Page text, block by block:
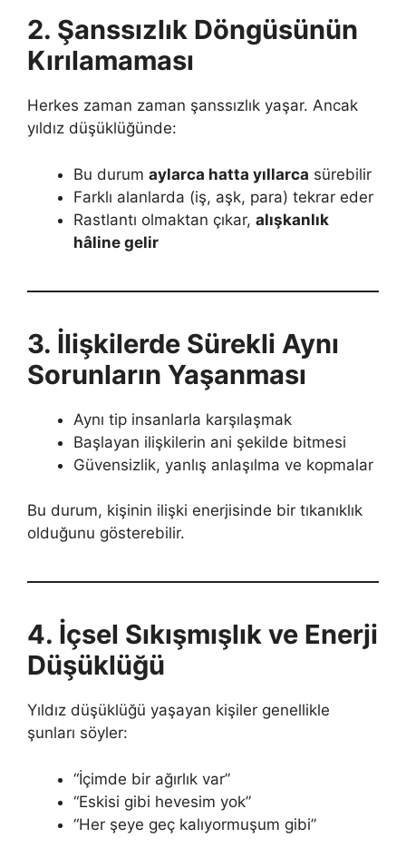
2. Şanssızlık Döngüsünün
Kırılamaması
Herkes zaman zaman şanssızlık yaşar. Ancak
yıldız düşüklüğünde:
Bu durum aylarca hatta yıllarca sürebilir
Farklı alanlarda (iş, aşk, para) tekrar eder
Rastlantı olmaktan çıkar, alışkanlık
hâline gelir
3. İlişkilerde Sürekli Aynı
Sorunların Yaşanması
Aynı tip insanlarla karşılaşmak
Başlayan ilişkilerin ani şekilde bitmesi
Güvensizlik, yanlış anlaşılma ve kopmalar
Bu durum, kişinin ilişki enerjisinde bir tıkanıklık
olduğunu gösterebilir.
4. İçsel Sıkışmışlık ve Enerji
Düşüklüğü
Yıldız düşüklüğü yaşayan kişiler genellikle
şunları söyler:
“İçimde bir ağırlık var”
“Eskisi gibi hevesim yok”
“Her şeye geç kalıyormuşum gibi”